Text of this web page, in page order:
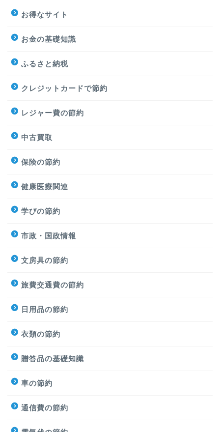
お得なサイト
お金の基礎知識
ふるさと納税
クレジットカードで節約
レジャー費の節約
中古買取
保険の節約
健康医療関連
学びの節約
市政・国政情報
文房具の節約
旅費交通費の節約
日用品の節約
衣類の節約
贈答品の基礎知識
車の節約
通信費の節約